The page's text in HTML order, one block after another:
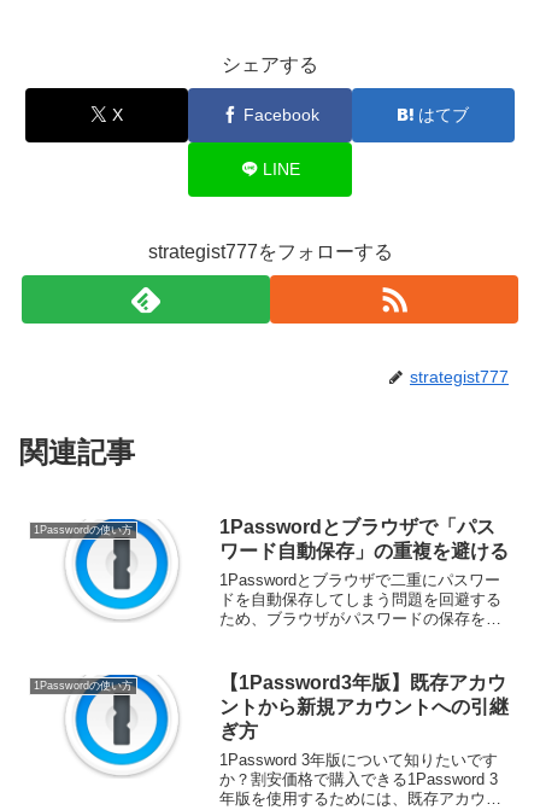
シェアする
X Facebook はてブ
LINE
strategist777をフォローする
strategist777
関連記事
1Passwordの使い方
1Passwordとブラウザで「パス
ワード自動保存」の重複を避ける
1Passwordとブラウザで二重にパスワー
ドを自動保存してしまう問題を回避する
ため、ブラウザがパスワードの保存を要
1Password 3年版はこちら！1Pass...
1Passwordの使い方
【1Password3年版】既存アカウ
ントから新規アカウントへの引継
ぎ方
1Password 3年版について知りたいです
か？割安価格で購入できる1Password 3
年版を使用するためには、既存アカウン